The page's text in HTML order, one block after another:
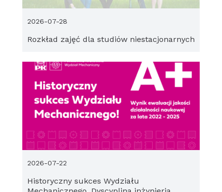
Rozkład zajęć dla studiów niestacjonarnych
2026-07-28
Historyczny sukces Wydziału
2026-07-22